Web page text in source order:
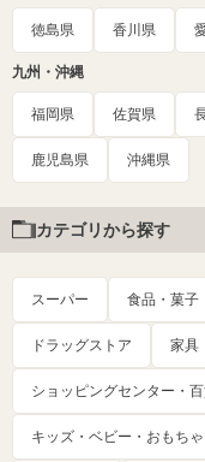
徳島県 香川県
九州・沖縄
福岡県 佐賀県
鹿児島県 沖縄県
カテゴリから探す
スーパー 食品・菓子
ドラッグストア 家具
ショッピングセンター・
キッズ・ベビー・おもちゃ